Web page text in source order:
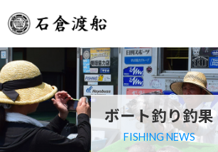
ボート釣り釣果
FISHING NEWS